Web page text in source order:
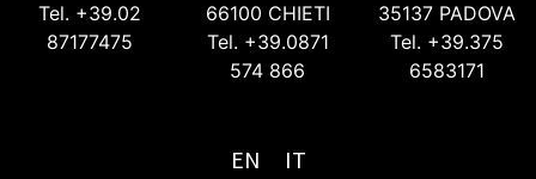
Tel. +39.02
87177475
66100 CHIETI
Tel. +39.0871
574 866
35137 PADOVA
Tel. +39.375
6583171
EN IT